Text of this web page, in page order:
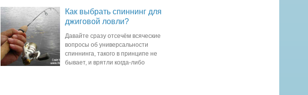
Как выбрать спиннинг для
джиговой ловли?
Давайте сразу отсечём всяческие
вопросы об универсальности
спиннинга, такого в принципе не
бывает, и врятли когда-либо